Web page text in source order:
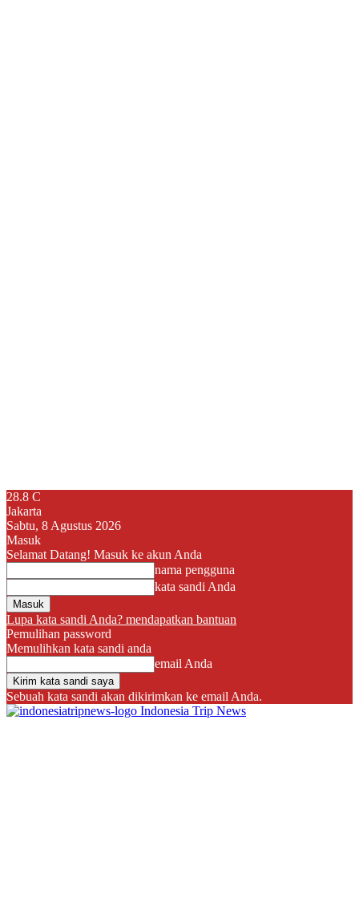
28.8 C
Jakarta
Sabtu, 8 Agustus 2026
Masuk
Selamat Datang! Masuk ke akun Anda
nama pengguna
kata sandi Anda
Lupa kata sandi Anda? mendapatkan bantuan
Pemulihan password
Memulihkan kata sandi anda
email Anda
Sebuah kata sandi akan dikirimkan ke email Anda.
Indonesia Trip News